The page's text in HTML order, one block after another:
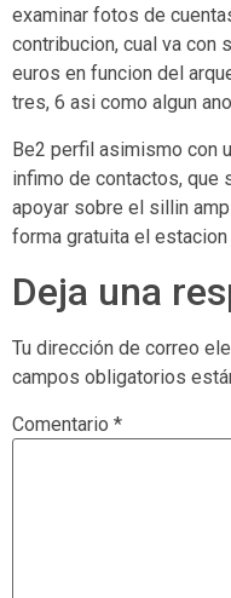
examinar fotos de
contribucion, cual va con
euros en funcion del
tres, 6 asi­ como algun
Be2 perfil asimismo con
infimo de contactos, que
apoyar sobre el silli­n
forma gratuita el
Deja una
Tu dirección de correo
campos obligatorios
Comentario *